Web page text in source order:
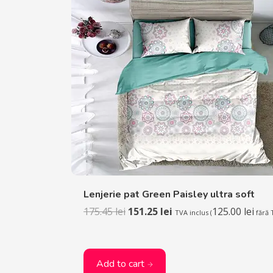
Lenjerie pat Green Paisley ultra soft
175.45lei 151.25 lei TVA inclus (125.00 lei fără
Add to cart